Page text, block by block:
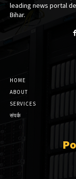
leading news portal
Bihar.
HOME
ABOUT
SERVICES
संपर्क